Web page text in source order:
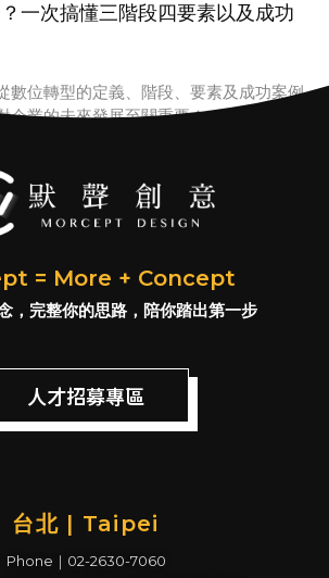
一次搞懂三階段四要素以及成功
數位轉型的定義、階段、要素及成功案例
企業的未來發展至關重要！
= More + Concept
，完整你的思路，陪你踏出第一步
人才招募專區
台北 | Taipei
Phone｜02-2630-7060